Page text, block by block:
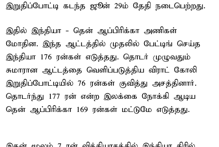
இறுதிப்போட்டி கடந்த ஜூன் 29ம் தேதி நடைபெற்றது.
இதில் இந்தியா - தென் ஆப்பிரிக்கா அணிகள்
மோதின. இந்த ஆட்டத்தில் முதலில் பேட்டிங் செய்த
இந்தியா 176 ரன்கள் எடுத்தது. தொடர் முழுவதும்
சுமாரான ஆட்டத்தை வெளிப்படுத்திய விராட் கோலி
இறுதிப்போட்டியில் 76 ரன்கள் குவித்து அசத்தினார்.
தொடர்ந்து 177 ரன் என்ற இலக்கை நோக்கி ஆடிய
தென் ஆப்பிரிக்கா 169 ரன்கள் மட்டுமே எடுத்தது.